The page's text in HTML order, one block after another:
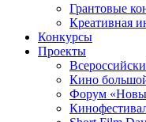
Грантовые
Креативная
Конкурсы
Проекты
Кино
Форум